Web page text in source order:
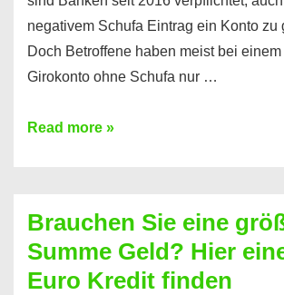
negativem Schufa Eintrag ein Konto zu
Doch Betroffene haben meist bei
Girokonto ohne Schufa nur …
Günstiges
Geht
das
überhaupt?
Read more »
Brauchen Sie eine
Summe Geld? Hier
Euro Kredit finden